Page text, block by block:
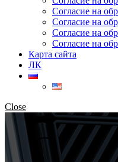
Согласие на
Согласие на
Согласие на
Согласие на
Карта сайта
ЛК
Close